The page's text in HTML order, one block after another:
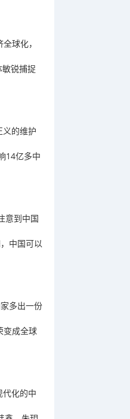
球化，
锐捕捉
义的维护
14亿多中
意到中国
中国可以
多出一份
变成全球
化的中